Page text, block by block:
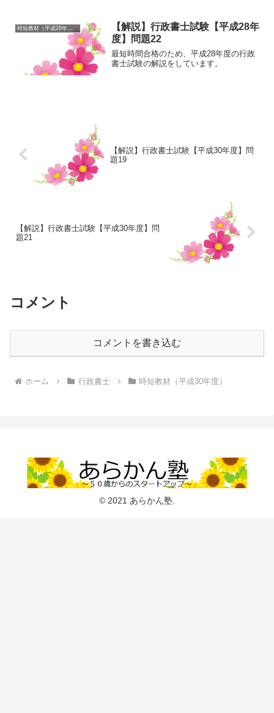
時短教材（平成28年度）
【解説】行政書士試験【平成28年
度】問題22
最短時間合格のため、平成28年度の行政
書士試験の解説をしています。
【解説】行政書士試験【平成30年度】問
題19
【解説】行政書士試験【平成30年度】問
題21
コメント
コメントを書き込む
ホーム 行政書士 時短教材（平成30年度）
© 2021 あらかん塾.